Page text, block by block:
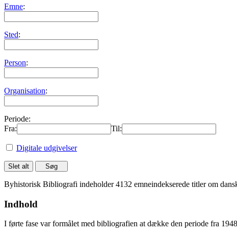
Emne:
Sted:
Person:
Organisation:
Periode:
Fra:
Til:
Digitale udgivelser
Byhistorisk Bibliografi indeholder 4132 emneindekserede titler om
Indhold
I førte fase var formålet med bibliografien at dække den periode fra